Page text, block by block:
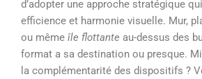
d’adopter une approche stratégique
efficience et harmonie visuelle. Mur,
ou même île flottante au-dessus des
format a sa destination ou presque.
la complémentarité des dispositifs ?